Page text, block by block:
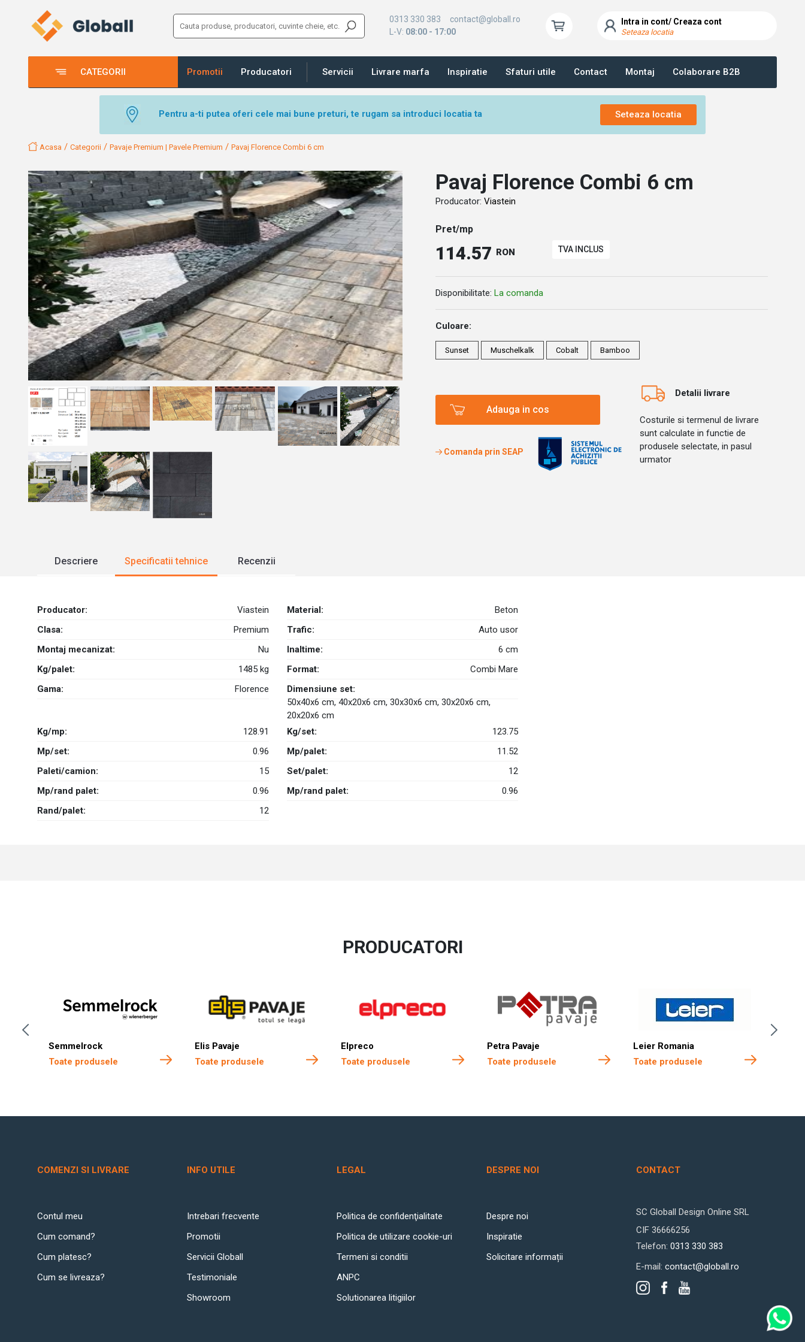
0313 330 383
contact@globall.ro
L-V: 08:00 - 17:00
Intra in cont/ Creaza cont
Seteaza locatia
CATEGORII Promotii Producatori Servicii Livrare marfa Inspiratie Sfaturi utile Contact Montaj Colaborare B2B
Pentru a-ti putea oferi cele mai bune preturi, te rugam sa introduci locatia ta Seteaza locatia
Acasa /Categorii /Pavaje Premium | Pavele Premium /Pavaj Florence Combi 6 cm
Pavaj Florence Combi 6 cm
Producator: Viastein
Pret/mp
114.57 RON TVA INCLUS
Disponibilitate: La comanda
Culoare:
Sunset Muschelkalk Cobalt Bamboo
Adauga in cos
Comanda prin SEAP
Detalii livrare
Costurile si termenul de livrare
sunt calculate in functie de
produsele selectate, in pasul
urmator
Descriere Specificatii tehnice Recenzii
Producator: Viastein Material:
Beton
Clasa:
Premium Trafic:
Auto usor
Montaj mecanizat:
Nu Inaltime:
6 cm
Kg/palet:
1485 kg Format:
Combi Mare
Gama:
Florence
Dimensiune set:
50x40x6 cm, 40x20x6 cm, 30x30x6 cm, 30x20x6 cm,
20x20x6 cm
Kg/mp:
128.91 Kg/set:
123.75
Mp/set:
0.96 Mp/palet:
11.52
Paleti/camion:
15 Set/palet:
12
Mp/rand palet:
0.96 Mp/rand palet:
0.96
Rand/palet:
12
PRODUCATORI
Semmelrock
Toate produsele
Elis Pavaje
Toate produsele
Elpreco
Toate produsele
Petra Pavaje
Toate produsele
Leier Romania
Toate produsele
COMENZI SI LIVRARE
Contul meu
Cum comand?
Cum platesc?
Cum se livreaza?
INFO UTILE
Intrebari frecvente
Promotii
Servicii Globall
Testimoniale
Showroom
LEGAL
Politica de confidenţialitate
Politica de utilizare cookie-uri
Termeni si conditii
ANPC
Solutionarea litigiilor
DESPRE NOI
Despre noi
Inspiratie
Solicitare informații
CONTACT
SC Globall Design Online SRL
CIF 36666256
Telefon: 0313 330 383
E-mail: contact@globall.ro